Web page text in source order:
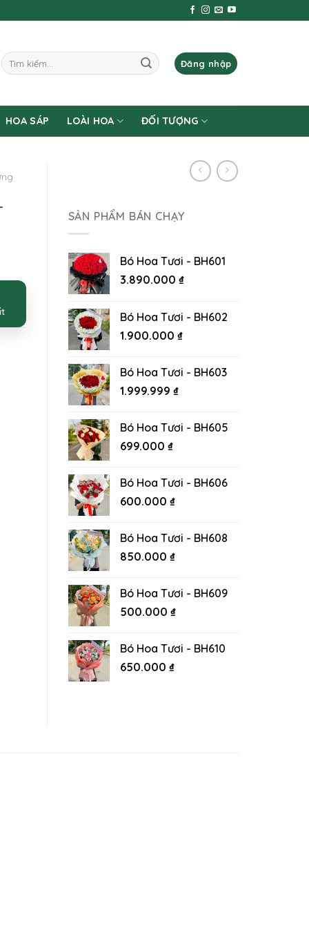
Tìm
kiếm:
Đăng nhập
HOA SÁP LOÀI HOA ĐỐI TƯỢNG
SẢN PHẨM BÁN CHẠY
Bó Hoa Tươi - BH601
3.890.000 ₫
Bó Hoa Tươi - BH602
1.900.000 ₫
Bó Hoa Tươi - BH603
1.999.999 ₫
Bó Hoa Tươi - BH605
699.000 ₫
Bó Hoa Tươi - BH606
600.000 ₫
Bó Hoa Tươi - BH608
850.000 ₫
Bó Hoa Tươi - BH609
500.000 ₫
Bó Hoa Tươi - BH610
650.000 ₫